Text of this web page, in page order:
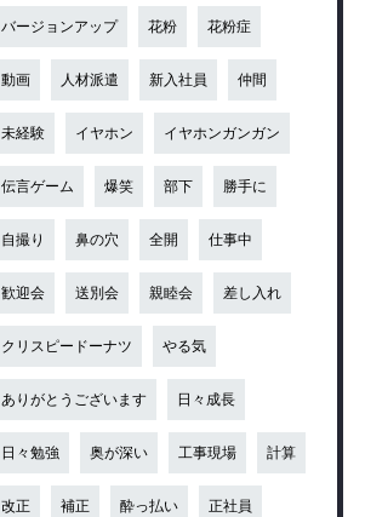
バージョンアップ 花粉 花粉症
動画 人材派遣 新入社員 仲間
未経験 イヤホン イヤホンガンガン
伝言ゲーム 爆笑 部下 勝手に
自撮り 鼻の穴 全開 仕事中
歓迎会 送別会 親睦会 差し入れ
クリスピードーナツ やる気
ありがとうございます 日々成長
日々勉強 奥が深い 工事現場 計算
改正 補正 酔っ払い 正社員